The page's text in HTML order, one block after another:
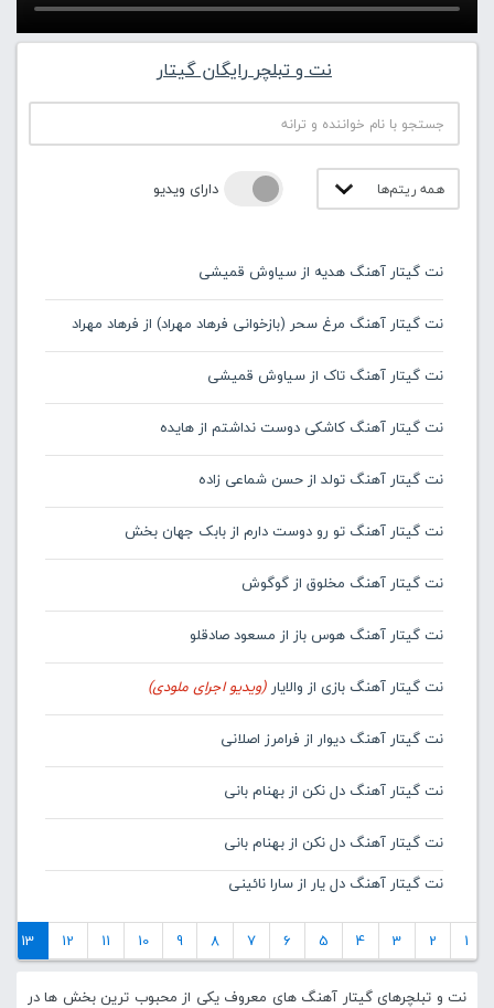
نت و تبلچر رایگان گیتار
دارای ویدیو
نت گیتار آهنگ هدیه از سیاوش قمیشی
نت گیتار آهنگ مرغ سحر (بازخوانی فرهاد مهراد) از فرهاد مهراد
نت گیتار آهنگ تاک از سیاوش قمیشی
نت گیتار آهنگ کاشکی دوست نداشتم از هایده
نت گیتار آهنگ تولد از حسن شماعی زاده
نت گیتار آهنگ تو رو دوست دارم از بابک جهان بخش
نت گیتار آهنگ مخلوق از گوگوش
نت گیتار آهنگ هوس باز از مسعود صادقلو
نت گیتار آهنگ بازی از والایار (ویدیو اجرای ملودی)
نت گیتار آهنگ دیوار از فرامرز اصلانی
نت گیتار آهنگ دل نکن از بهنام بانی
نت گیتار آهنگ دل نکن از بهنام بانی
نت گیتار آهنگ دل یار از سارا نائینی
1
2
3
4
5
6
7
8
9
10
11
12
13
نت و تبلچرهای گیتار آهنگ های معروف یکی از محبوب ترین بخش ها در